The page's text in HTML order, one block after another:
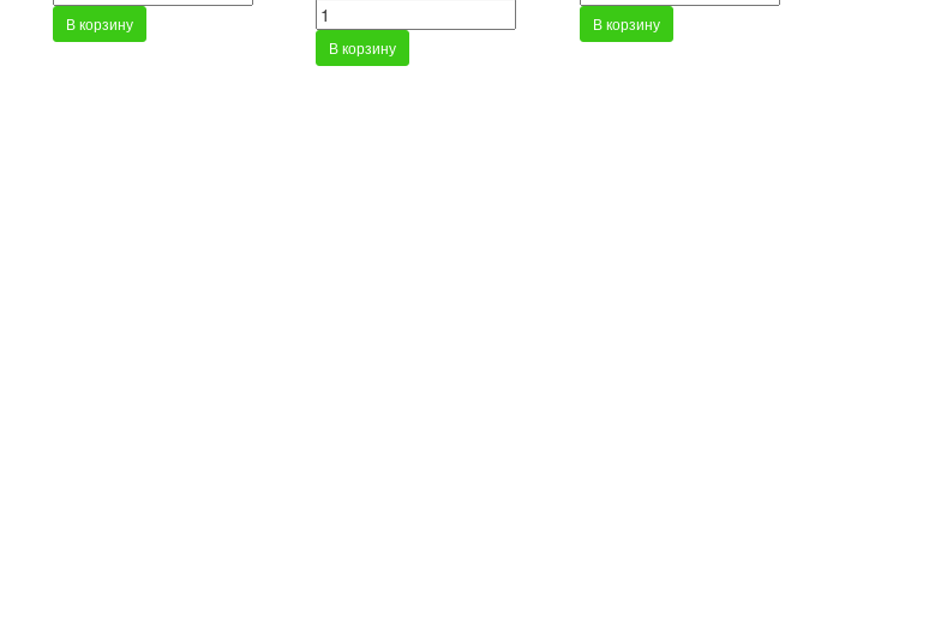
В корзину
В корзину
В корзину